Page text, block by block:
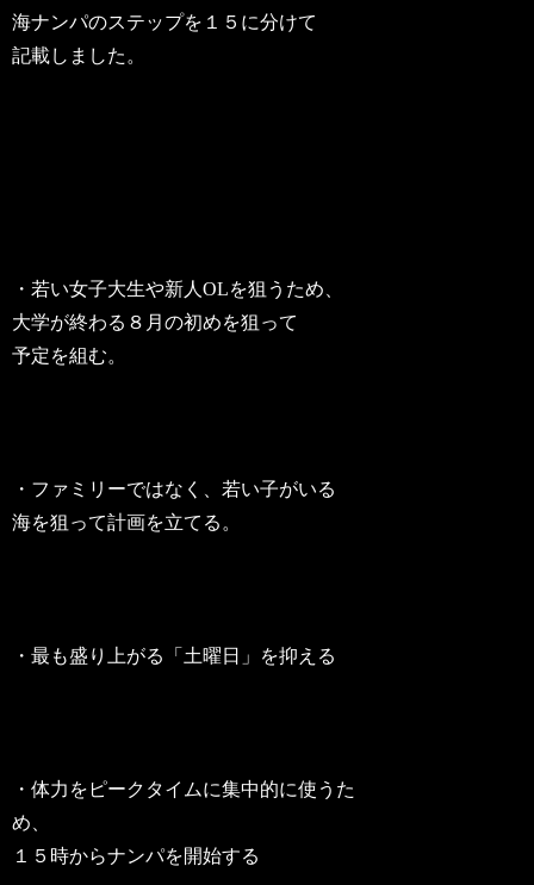
海ナンパのステップを１５に分けて
記載しました。
・若い女子大生や新人OLを狙うため、
大学が終わる８月の初めを狙って
予定を組む。
・ファミリーではなく、若い子がいる
海を狙って計画を立てる。
・最も盛り上がる「土曜日」を抑える
・体力をピークタイムに集中的に使うた
め、
１５時からナンパを開始する